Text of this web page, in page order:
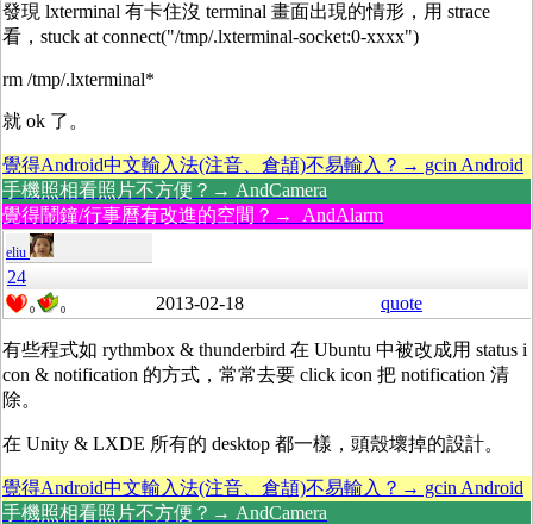
發現 lxterminal 有卡住沒 terminal 畫面出現的情形，用 strace
看，stuck at connect("/tmp/.lxterminal-socket:0-xxxx")
rm /tmp/.lxterminal*
就 ok 了。
覺得Android中文輸入法(注音、倉頡)不易輸入？→ gcin Android
手機照相看照片不方便？→ AndCamera
覺得鬧鐘/行事曆有改進的空間？→ AndAlarm
eliu
24
0 0 2013-02-18 quote
有些程式如 rythmbox & thunderbird 在 Ubuntu 中被改成用 status i
con & notification 的方式，常常去要 click icon 把 notification 清
除。
在 Unity & LXDE 所有的 desktop 都一樣，頭殼壞掉的設計。
覺得Android中文輸入法(注音、倉頡)不易輸入？→ gcin Android
手機照相看照片不方便？→ AndCamera